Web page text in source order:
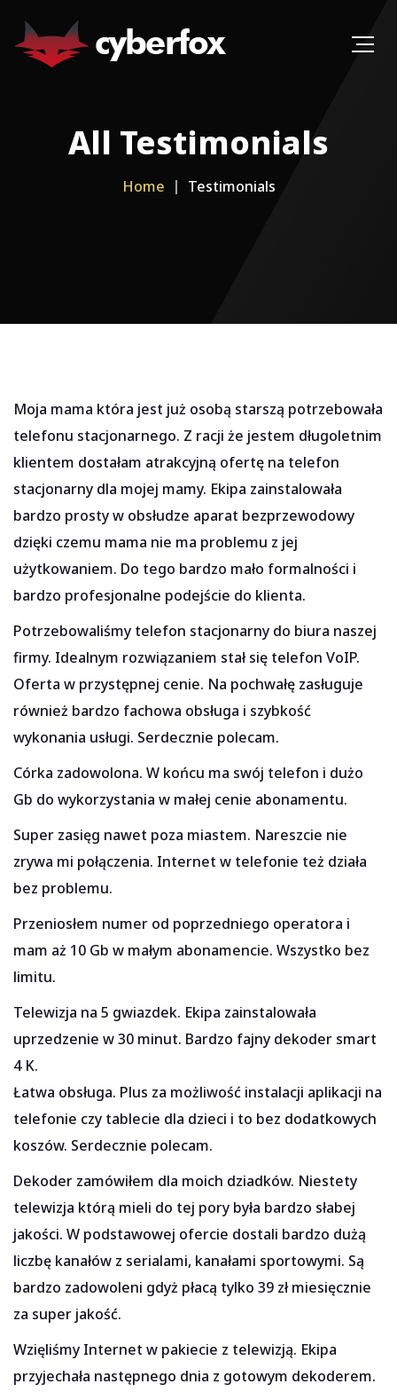
All Testimonials
Home Testimonials
Moja mama która jest już osobą starszą potrzebowała
telefonu stacjonarnego. Z racji że jestem długoletnim
klientem dostałam atrakcyjną ofertę na telefon
stacjonarny dla mojej mamy. Ekipa zainstalowała
bardzo prosty w obsłudze aparat bezprzewodowy
dzięki czemu mama nie ma problemu z jej
użytkowaniem. Do tego bardzo mało formalności i
bardzo profesjonalne podejście do klienta.
Potrzebowaliśmy telefon stacjonarny do biura naszej
firmy. Idealnym rozwiązaniem stał się telefon VoIP.
Oferta w przystępnej cenie. Na pochwałę zasługuje
również bardzo fachowa obsługa i szybkość
wykonania usługi. Serdecznie polecam.
Córka zadowolona. W końcu ma swój telefon i dużo
Gb do wykorzystania w małej cenie abonamentu.
Super zasięg nawet poza miastem. Nareszcie nie
zrywa mi połączenia. Internet w telefonie też działa
bez problemu.
Przeniosłem numer od poprzedniego operatora i
mam aż 10 Gb w małym abonamencie. Wszystko bez
limitu.
Telewizja na 5 gwiazdek. Ekipa zainstalowała
uprzedzenie w 30 minut. Bardzo fajny dekoder smart
4 K.
Łatwa obsługa. Plus za możliwość instalacji aplikacji na
telefonie czy tablecie dla dzieci i to bez dodatkowych
koszów. Serdecznie polecam.
Dekoder zamówiłem dla moich dziadków. Niestety
telewizja którą mieli do tej pory była bardzo słabej
jakości. W podstawowej ofercie dostali bardzo dużą
liczbę kanałów z serialami, kanałami sportowymi. Są
bardzo zadowoleni gdyż płacą tylko 39 zł miesięcznie
za super jakość.
Wzięliśmy Internet w pakiecie z telewizją. Ekipa
przyjechała następnego dnia z gotowym dekoderem.